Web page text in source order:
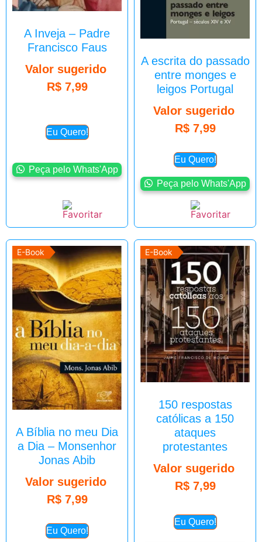
A Inveja – Padre
Francisco Faus
Valor sugerido
R$7,99
Eu Quero!
Peça pelo Whats'App
A escrita do passado
entre monges e
leigos Portugal
Valor sugerido
R$7,99
Eu Quero!
Peça pelo Whats'App
E-Book
A Bíblia no meu Dia
a Dia – Monsenhor
Jonas Abib
Valor sugerido
R$7,99
Eu Quero!
E-Book
150 respostas
católicas a 150
ataques
protestantes
Valor sugerido
R$7,99
Eu Quero!